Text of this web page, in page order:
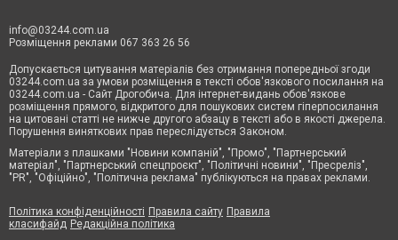
info@03244.com.ua
Розміщення реклами 067 363 26 56
Допускається цитування матеріалів без отримання попередньої згоди
03244.com.ua за умови розміщення в тексті обов'язкового посилання на
03244.com.ua - Сайт Дрогобича. Для інтернет-видань обов'язкове
розміщення прямого, відкритого для пошукових систем гіперпосилання
на цитовані статті не нижче другого абзацу в тексті або в якості джерела.
Порушення виняткових прав переслідується Законом.
Матеріали з плашками "Новини компаній", "Промо", "Партнерський
матеріал", "Партнерський спецпроєкт", "Політичні новини", "Пресреліз",
"PR", "Офіційно", "Політична реклама" публікуються на правах реклами.
Політика конфіденційності Правила сайту Правила
класифайд Редакційна політика